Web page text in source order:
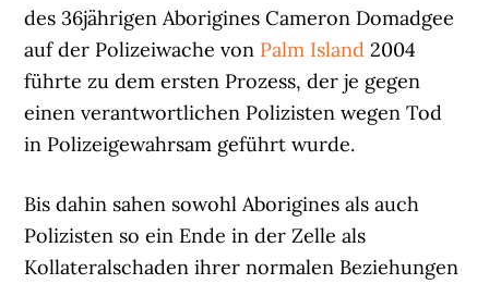
des 36jährigen Aborigines Cameron Domadgee
auf der Polizeiwache von Palm Island2004
führte zu dem ersten Prozess, der je gegen
einen verantwortlichen Polizisten wegen Tod
in Polizeigewahrsam geführt wurde.
Bis dahin sahen sowohl Aborigines als auch
Polizisten so ein Ende in der Zelle als
Kollateralschaden ihrer normalen Beziehungen